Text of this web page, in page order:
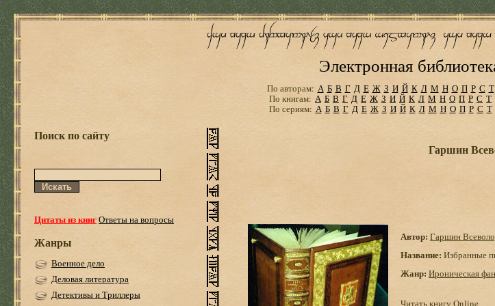
Электронная
По авторам: А Б В Г Д Е Ж З И Й К Л М Н О П Р С Т
По книгам: А Б В Г Д Е Ж З И Й К Л М Н О П Р С Т
По сериям: А Б В Г Д Е Ж З И Й К Л М Н О П Р С Т
Поиск по сайту
Цитаты из книгОтветы на вопросы
Жанры
Военное дело
Деловая литература
Детективы и Триллеры
Гаршин
Автор: Гаршин
Название: Избранные
Жанр: Ироническая
Читать книгу Online